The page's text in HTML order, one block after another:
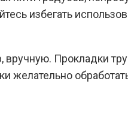
избегать
вручную. Прокладки
желательно